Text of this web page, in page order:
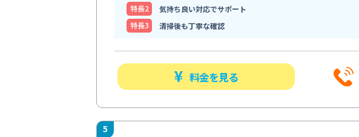
特⻑2
気持ち良い対応でサポート
特⻑3
清掃後も丁寧な確認
料金を見る
5